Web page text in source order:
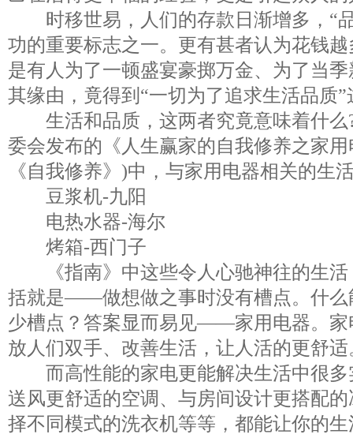
时移世易，人们的存款日渐增多，“
功的重要标志之一。更有甚者认为花钱
是有人为了一顿盛宴豪掷万金、为了当
其缘由，竟得到“一切为了追求生活品质
生活和品质，这两者究竟意味着什么
委会发布的《人生赢家的自我修养之家
《自我修养》)中，与家用电器相关的生
豆浆机-九阳
电热水器-海尔
烤箱-西门子
《指南》中这些令人心驰神往的生活
括就是——做想做之事时没有槽点。什么
少槽点？答案显而易见——家用电器。家
放人们双手、改善生活，让人活的更舒适
而高性能的家电更能解决生活中很多
送风更舒适的空调、与房间设计更搭配
择不同模式的洗衣机等等，都能让你的